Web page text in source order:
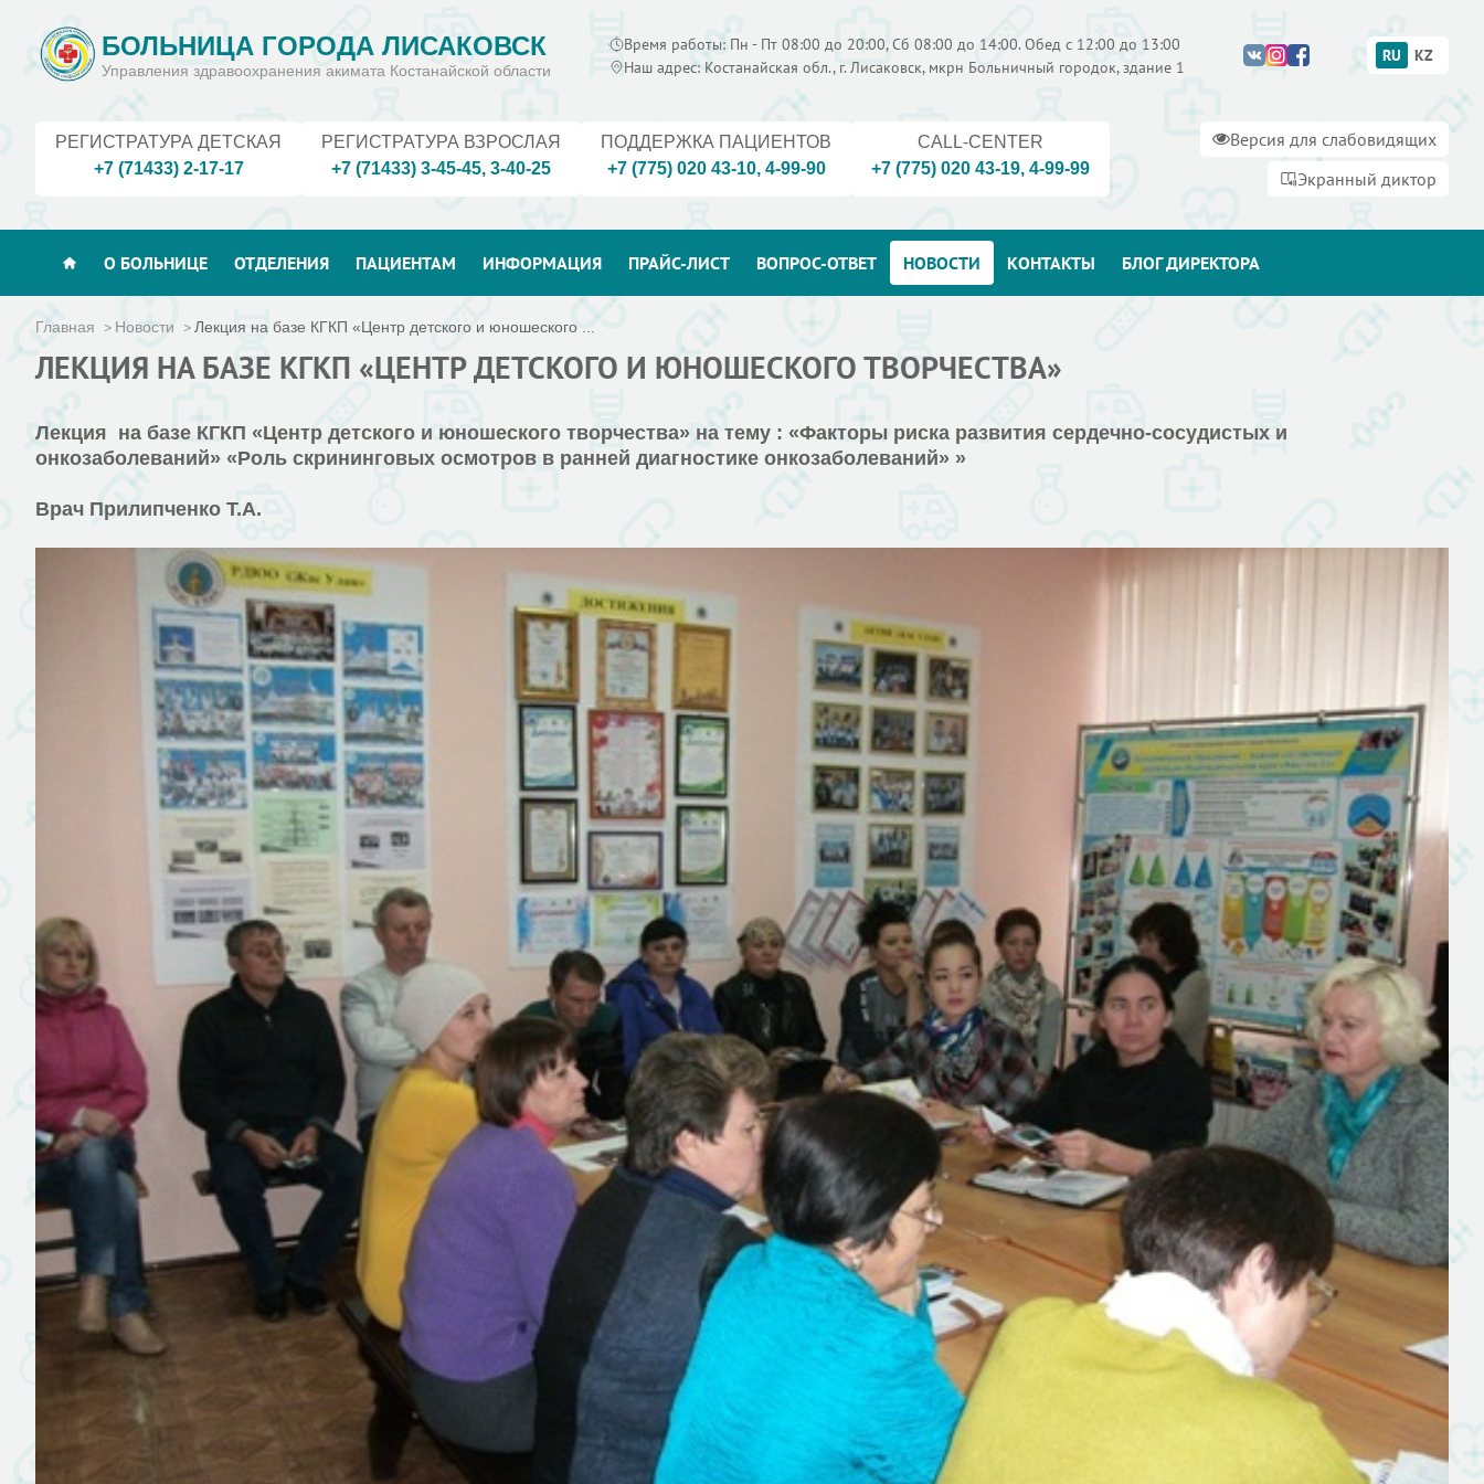
БОЛЬНИЦА ГОРОДА ЛИСАКОВСК
Управления здравоохранения акимата Костанайской области
Время работы: Пн - Пт 08:00 до 20:00, Сб 08:00 до 14:00. Обед с 12:00 до 13:00
Наш адрес: Костанайская обл., г. Лисаковск, мкрн Больничный городок, здание 1
RU KZ
РЕГИСТРАТУРА ДЕТСКАЯ
+7 (71433) 2-17-17
РЕГИСТРАТУРА ВЗРОСЛАЯ
+7 (71433) 3-45-45, 3-40-25
ПОДДЕРЖКА ПАЦИЕНТОВ
+7 (775) 020 43-10, 4-99-90
CALL-CENTER
+7 (775) 020 43-19, 4-99-99
Версия для слабовидящих
Экранный диктор
О БОЛЬНИЦЕ ОТДЕЛЕНИЯ ПАЦИЕНТАМ ИНФОРМАЦИЯ ПРАЙС-ЛИСТ ВОПРОС-ОТВЕТ НОВОСТИ КОНТАКТЫ БЛОГ ДИРЕКТОРА
Главная Новости Лекция на базе КГКП «Центр детского и юношеского ...
ЛЕКЦИЯ НА БАЗЕ КГКП «ЦЕНТР ДЕТСКОГО И ЮНОШЕСКОГО ТВОРЧЕСТВА»
Лекция на базе КГКП «Центр детского и юношеского творчества» на тему : «Факторы риска развития сердечно-сосудистых и
онкозаболеваний» «Роль скрининговых осмотров в ранней диагностике онкозаболеваний» »
Врач Прилипченко Т.А.